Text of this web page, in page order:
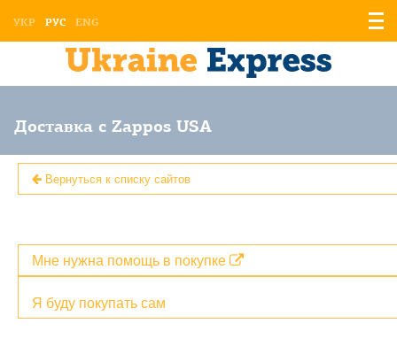
УКР РУС ENG
Доставка с Zappos USA
Вернуться к списку сайтов
Я буду покупать сам
Мне нужна помощь в покупке